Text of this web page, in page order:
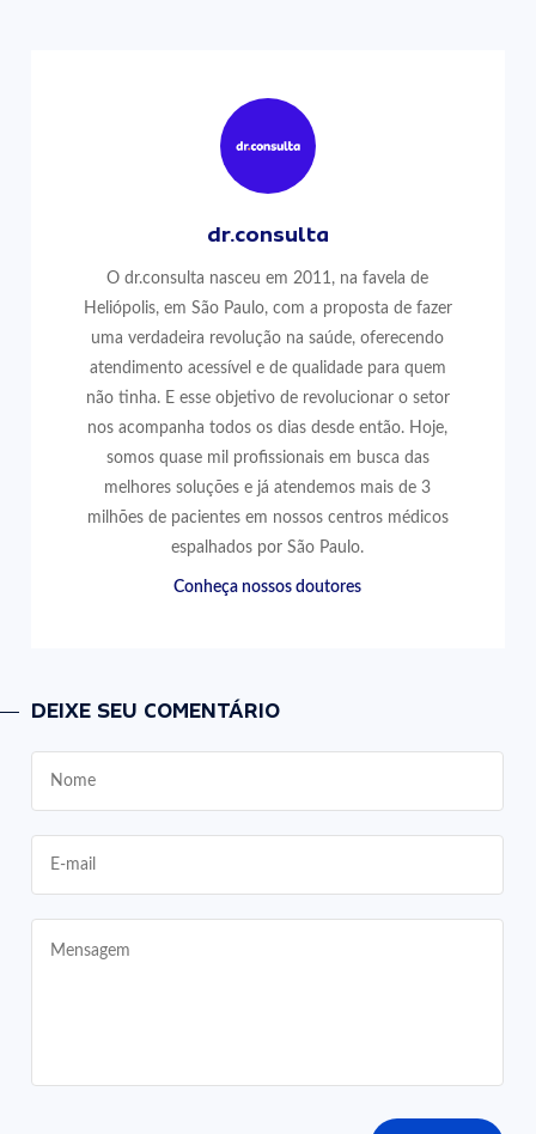
dr.consulta
O dr.consulta nasceu em 2011, na favela de
Heliópolis, em São Paulo, com a proposta de fazer
uma verdadeira revolução na saúde, oferecendo
atendimento acessível e de qualidade para quem
não tinha. E esse objetivo de revolucionar o setor
nos acompanha todos os dias desde então. Hoje,
somos quase mil profissionais em busca das
melhores soluções e já atendemos mais de 3
milhões de pacientes em nossos centros médicos
espalhados por São Paulo.
Conheça nossos doutores
DEIXE SEU COMENTÁRIO